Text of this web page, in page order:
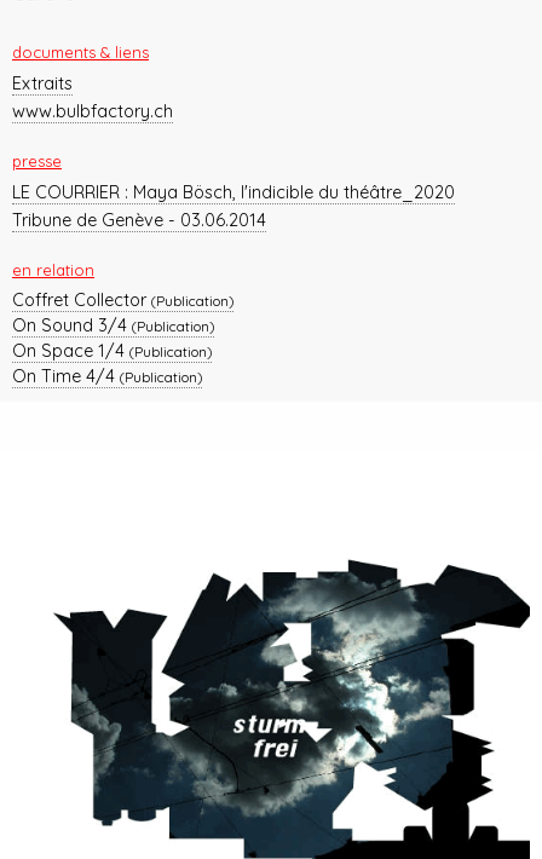
documents & liens
Extraits
www.bulbfactory.ch
presse
LE COURRIER : Maya Bösch, l'indicible du théâtre_2020
Tribune de Genève - 03.06.2014
en relation
Coffret Collector (Publication)
On Sound 3/4 (Publication)
On Space 1/4 (Publication)
On Time 4/4 (Publication)